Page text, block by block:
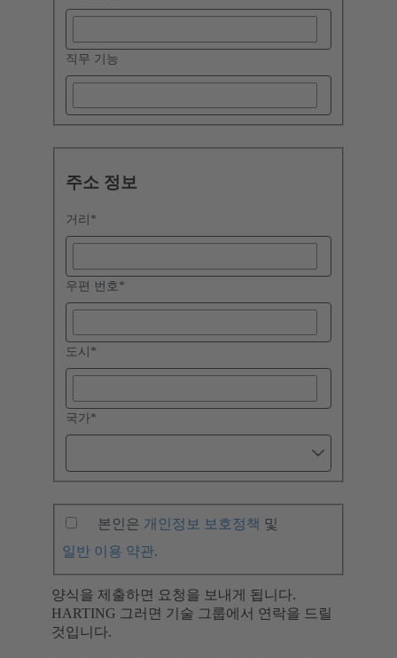
직무 기능
주소 정보
거리 *
우편 번호 *
도시 *
국가*
본인은 개인정보 보호정책 및
일반 이용 약관.
양식을 제출하면 요청을 보내게 됩니다.
HARTING 그러면 기술 그룹에서 연락을 드릴
것입니다.